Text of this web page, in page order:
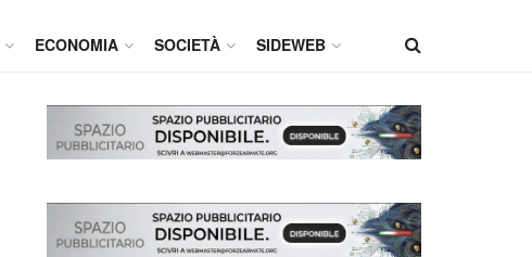
ECONOMIA SOCIETÀ SIDEWEB